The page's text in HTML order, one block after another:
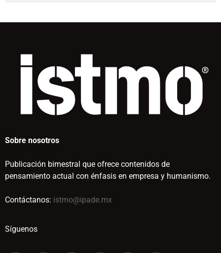
Sobre nosotros
Publicación bimestral que ofrece contenidos de
pensamiento actual con énfasis en empresa y humanismo.
Contáctanos: istmo@ipade.mx
Síguenos